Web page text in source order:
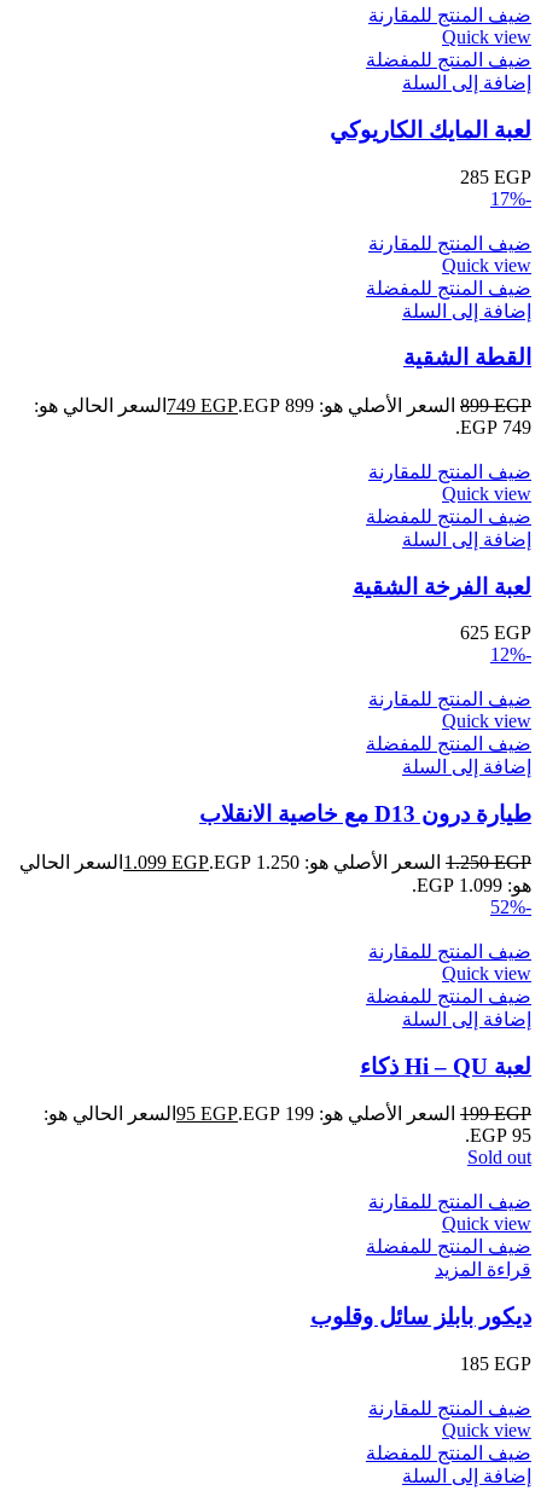
ضيف المنتج للمقارنة
Quick view
ضيف المنتج للمفضلة
إضافة إلى السلة
لعبة المايك الكاريوكي
285 EGP
-17%
ضيف المنتج للمقارنة
Quick view
ضيف المنتج للمفضلة
إضافة إلى السلة
القطة الشقية
899EGP السعر الأصلي هو: 899 EGP. 749 EGP
السعر الحالي هو:
749 EGP.
ضيف المنتج للمقارنة
Quick view
ضيف المنتج للمفضلة
إضافة إلى السلة
لعبة الفرخة الشقية
625 EGP
-12%
ضيف المنتج للمقارنة
Quick view
ضيف المنتج للمفضلة
إضافة إلى السلة
طيارة درون D13 مع خاصية الانقلاب
1.250EGP السعر الأصلي هو: 1.250 EGP. 1.099 EGP
السعر الحالي
هو: 1.099 EGP.
-52%
ضيف المنتج للمقارنة
Quick view
ضيف المنتج للمفضلة
إضافة إلى السلة
لعبة Hi – QU ذكاء
199EGP السعر الأصلي هو: 199 EGP. 95 EGP
السعر الحالي هو:
95 EGP.
Sold out
ضيف المنتج للمقارنة
Quick view
ضيف المنتج للمفضلة
قراءة المزيد
ديكور بابلز سائل وقلوب
185 EGP
ضيف المنتج للمقارنة
Quick view
ضيف المنتج للمفضلة
إضافة إلى السلة